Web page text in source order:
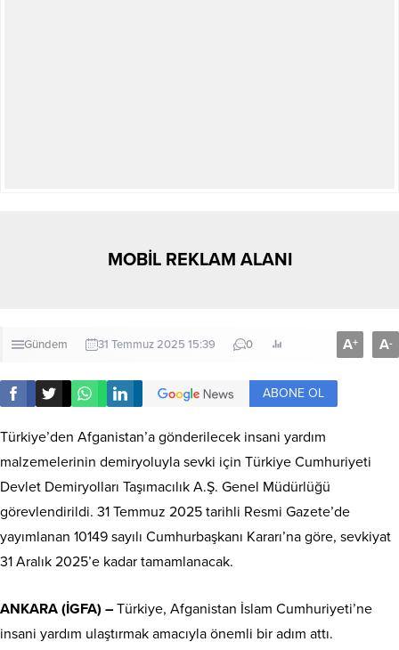
MOBİL REKLAM ALANI
Gündem 31 Temmuz 2025 15:39 0 A+ A-
ABONE OL
Türkiye’den Afganistan’a gönderilecek insani yardım
malzemelerinin demiryoluyla sevki için Türkiye Cumhuriyeti
Devlet Demiryolları Taşımacılık A.Ş. Genel Müdürlüğü
görevlendirildi. 31 Temmuz 2025 tarihli Resmi Gazete’de
yayımlanan 10149 sayılı Cumhurbaşkanı Kararı’na göre, sevkiyat
31 Aralık 2025’e kadar tamamlanacak.
ANKARA (İGFA) – Türkiye, Afganistan İslam Cumhuriyeti’ne
insani yardım ulaştırmak amacıyla önemli bir adım attı.